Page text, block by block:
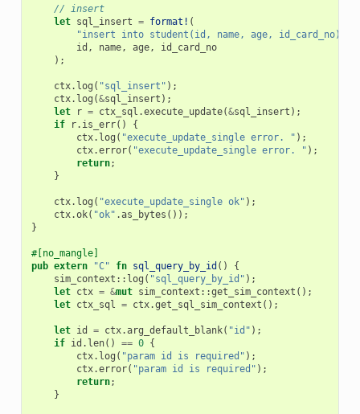
// insert
let sql_insert = format! (
"insert into student(id, name, age,
id , name, age,
id_card_no
);
ctx. log ( "sql_insert" );
ctx. log (&sql_insert );
let
r = ctx_sql .execute_update(&sql_insert );
if
r. is_err()
{
ctx. log ( "execute_update_single error. " );
ctx.error( "execute_update_single error. " );
return;
}
ctx. log ( "execute_update_single ok" );
ctx.ok( "ok" .as_bytes ());
}
#[no_mangle]
pub extern "C" fn sql_query_by_id ()
{
sim_context :: log ( "sql_query_by_id" );
let ctx = &mut sim_context ::get_sim_context ();
let ctx_sql = ctx.get_sql_sim_context ();
let id = ctx.arg_default_blank( "id" );
if id . len() == 0 {
ctx. log ( "param id is required" );
ctx.error( "param id is required" );
return;
}